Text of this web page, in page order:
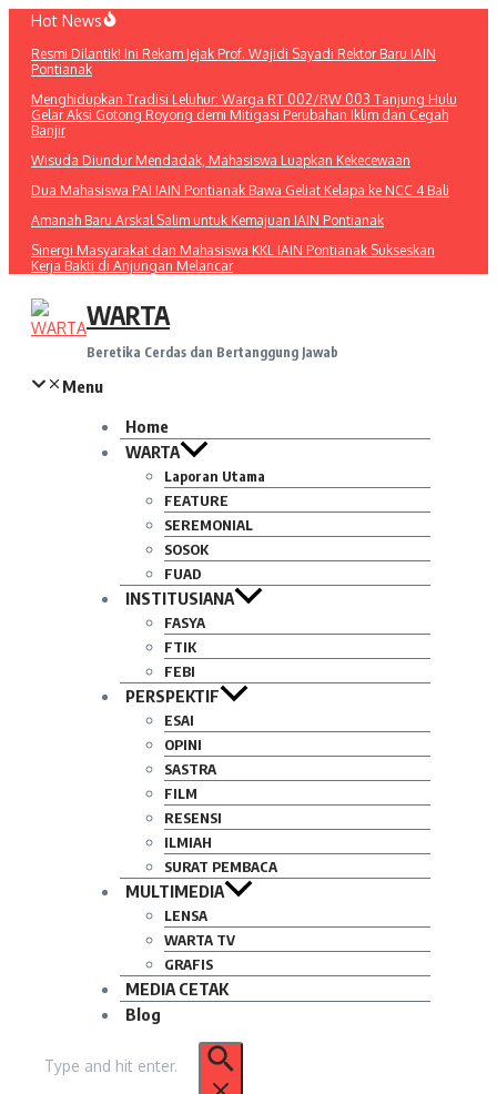
Lewati
konten
Hot News
Resmi Dilantik! Ini Rekam Jejak Prof. Wajidi Sayadi Rektor Baru IAIN
Pontianak
Menghidupkan Tradisi Leluhur: Warga RT 002/RW 003 Tanjung Hulu
Gelar Aksi Gotong Royong demi Mitigasi Perubahan Iklim dan Cegah
Banjir
Wisuda Diundur Mendadak, Mahasiswa Luapkan Kekecewaan
Dua Mahasiswa PAI IAIN Pontianak Bawa Geliat Kelapa ke NCC 4 Bali
Amanah Baru Arskal Salim untuk Kemajuan IAIN Pontianak
Sinergi Masyarakat dan Mahasiswa KKL IAIN Pontianak Sukseskan
Kerja Bakti di Anjungan Melancar
WARTA
Beretika Cerdas dan Bertanggung Jawab
Menu
Home
WARTA
Laporan Utama
FEATURE
SEREMONIAL
SOSOK
FUAD
INSTITUSIANA
FASYA
FTIK
FEBI
PERSPEKTIF
ESAI
OPINI
SASTRA
FILM
RESENSI
ILMIAH
SURAT PEMBACA
MULTIMEDIA
LENSA
WARTA TV
GRAFIS
MEDIA CETAK
Blog
untuk: